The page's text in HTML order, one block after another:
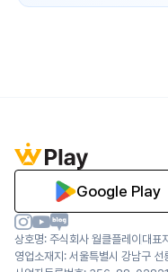
Google Play
상호명: 주식회사 월클플레이 대표
영업소재지: 서울특별시 강남구